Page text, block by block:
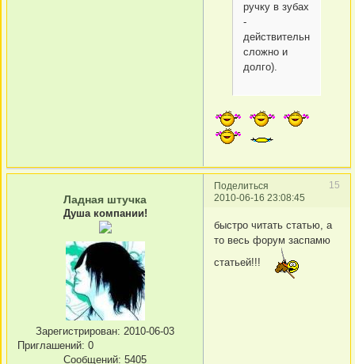
ручку в зубах
-
действительно
сложно и
долго).
Поделиться
15
2010-06-16 23:08:45
Ладная штучка
Душа компании!
Зарегистрирован: 2010-06-03
Приглашений: 0
Сообщений: 5405
быстро читать статью, а
то весь форум заспамю
статьей!!!